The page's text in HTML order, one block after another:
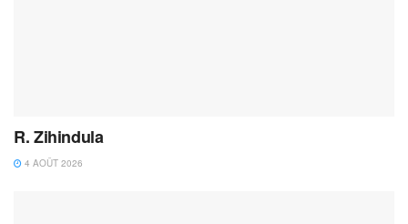
R. Zihindula
4 AOÛT 2026